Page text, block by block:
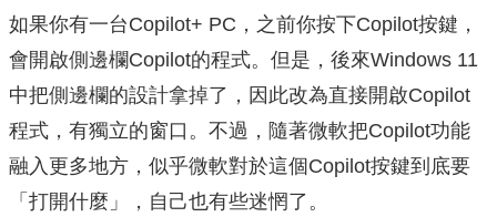
如果你有一台Copilot+ PC，之前你按下Copilot按鍵，
會開啟側邊欄Copilot的程式。但是，後來Windows 11
中把側邊欄的設計拿掉了，因此改為直接開啟Copilot
程式，有獨立的窗口。不過，隨著微軟把Copilot功能
融入更多地方，似乎微軟對於這個Copilot按鍵到底要
「打開什麼」，自己也有些迷惘了。